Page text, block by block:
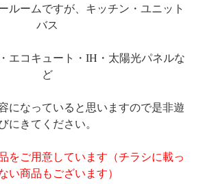
ルームですが、キッチン・ユニット
バス
エコキュート・IH・太陽光パネルな
ど
になっていると思いますので是非遊
にきてください。
をご用意しています（チラシに載っ
い商品もございます）